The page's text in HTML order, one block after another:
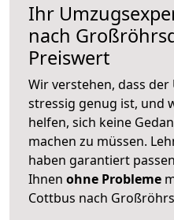
Ihr
nach
Preiswert
Wir verstehen, dass
stressig genug ist, und
helfen, sich keine
machen zu müssen.
haben garantiert
Ihnen ohne Probleme
Cottbus nach